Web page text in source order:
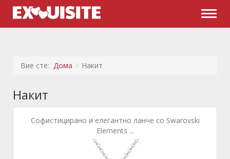
Вие сте: Дома Накит
Накит
Софистицирано и елегантно ланче со Swarovski
Elements ...